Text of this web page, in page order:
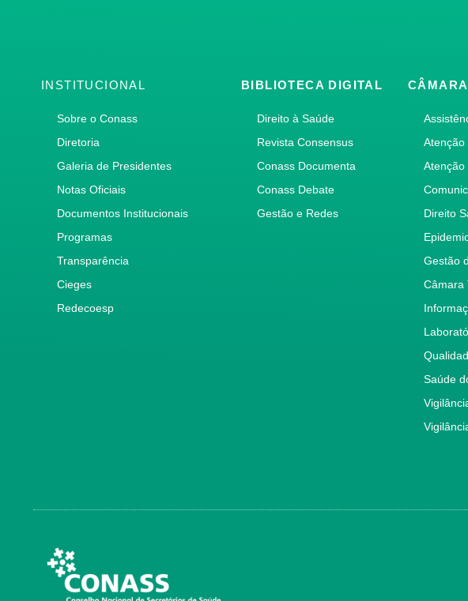
INSTITUCIONAL
Sobre o Conass
Diretoria
Galeria de Presidentes
Notas Oficiais
Documentos Institucionais
Programas
Transparência
Cieges
Redecoesp
BIBLIOTECA DIGITAL
Direito à Saúde
Revista Consensus
Conass Documenta
Conass Debate
Gestão e Redes
Atenção
Atenção
Direito
Gestão
Câmara
Saúde